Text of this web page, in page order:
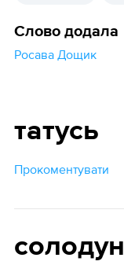
Слово додала
Росава Дощик
татусь
Прокоментувати
солодун